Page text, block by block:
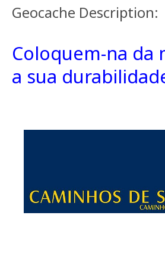
Geocache Description:
Coloquem-na
a sua